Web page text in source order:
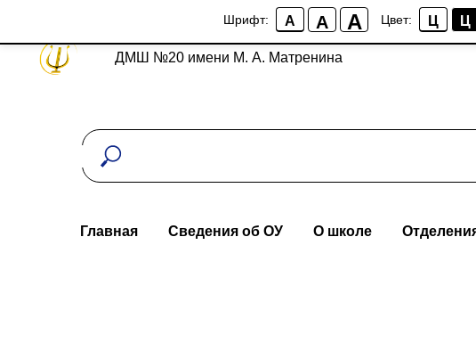
Шрифт: A A A Цвет: Ц Ц
ДМШ №20 имени М. А. Матренина
Главная Сведения об ОУ О школе